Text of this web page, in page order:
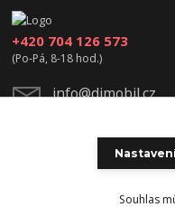
+420 704 126 573
(Po-Pá, 8-18 hod.)
info@djmobil.cz
Souhlas